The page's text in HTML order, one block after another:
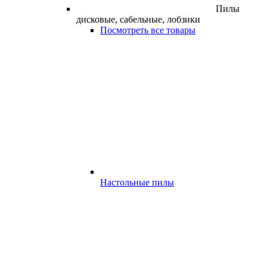
Пилы
дисковые, сабельные, лобзики
Посмотреть все товары
Настольные пилы